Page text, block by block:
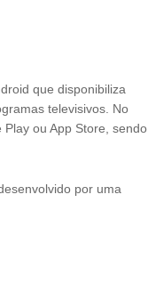
que disponibiliza
televisivos. No
Play ou App Store, sendo
por uma